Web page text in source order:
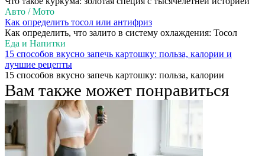
Авто / Мото
Как определить тосол или антифриз
Как определить, что залито в систему охлаждения: Тосол
Еда и Напитки
15 способов вкусно запечь картошку: польза, калории и
лучшие рецепты
15 способов вкусно запечь картошку: польза, калории
Вам также может понравиться